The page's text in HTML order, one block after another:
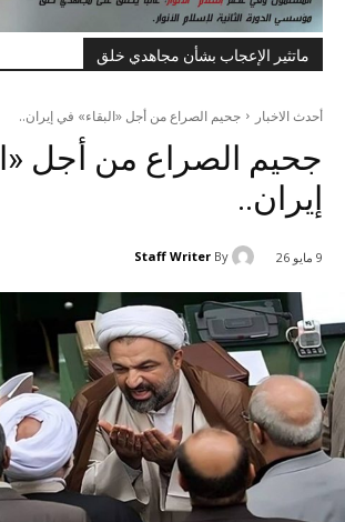
ماتثير الإعجاب بشأن مجاهدي خلق
أحدث الاخبار جحيم الصراع من أجل «البقاء» في إيران..
جحيم الصراع من أجل
إيران..
9 مايو 26 By
Staff Writer